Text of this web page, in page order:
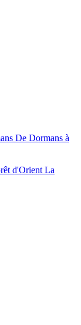
De Dormans à
d'Orient La